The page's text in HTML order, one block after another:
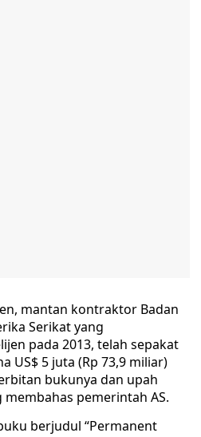
mantan kontraktor Badan
Serikat yang
pada 2013, telah sepakat
US$ 5 juta (Rp 73,9 miliar)
bukunya dan upah
pemerintah AS.
berjudul “Permanent